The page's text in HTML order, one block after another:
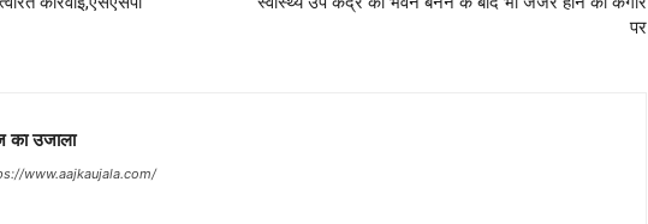
पर
उजाला
www.aajkaujala.com/